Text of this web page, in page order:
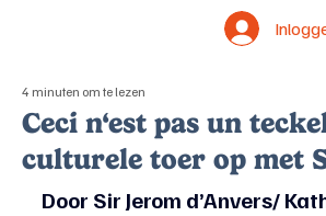
Ceci n‘est pas un
culturele toer op met
4 minuten om te lezen
Door Sir Jerom d’Anvers/